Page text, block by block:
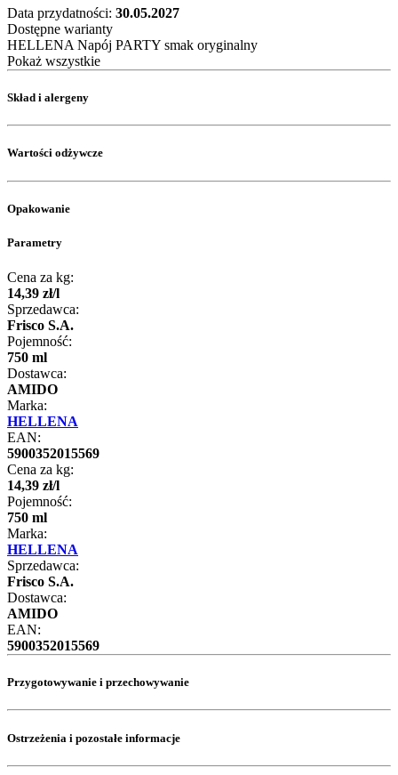
Data przydatności: 30.05.2027
Dostępne warianty
HELLENA Napój PARTY smak oryginalny
Pokaż wszystkie
Skład i alergeny
Wartości odżywcze
Opakowanie
Parametry
Cena za kg:
14,39 zł/l
Sprzedawca:
Frisco S.A.
Pojemność:
750 ml
Dostawca:
AMIDO
Marka:
HELLENA
EAN:
5900352015569
Cena za kg:
14,39 zł/l
Pojemność:
750 ml
Marka:
HELLENA
Sprzedawca:
Frisco S.A.
Dostawca:
AMIDO
EAN:
5900352015569
Przygotowywanie i przechowywanie
Ostrzeżenia i pozostałe informacje